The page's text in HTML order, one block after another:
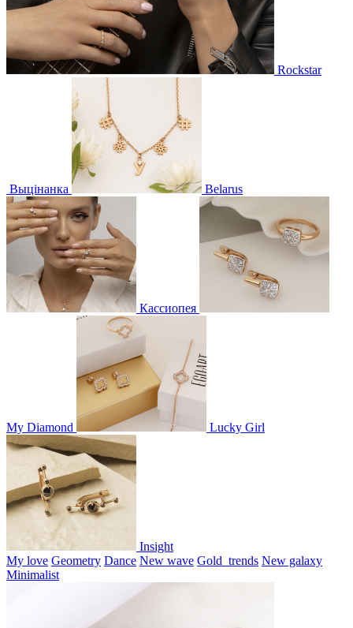
Rockstar
Выцінанка Belarus
Кассиопея
My Diamond Lucky Girl
Insight
My love Geometry Dance New wave Gold_trends New galaxy
Minimalist